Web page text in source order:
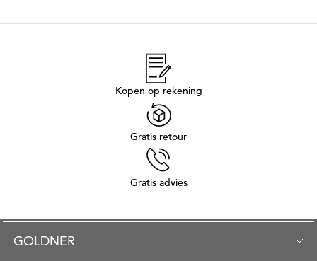
Kopen op rekening
Gratis retour
Gratis advies
GOLDNER